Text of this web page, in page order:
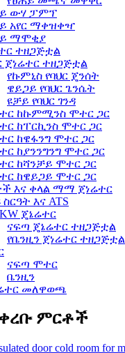
ውሃ ፓምፕ
አየር ማቀዝቀዣ
ማሞቂያ
ተዘጋጅቷል
ጀነሬተር ተዘጋጅቷል
የኩምኒስ የባህር ጄንሰት
ዌይጋይ የባህር ጌንሴት
ዩቻይ የባህር ገንዳ
ከኩምሚንስ ሞተር ጋር
ከፐርኪንስ ሞተር ጋር
ከዌፋንግ ሞተር ጋር
ከያንንግንግ ሞተር ጋር
ከሻንቻይ ሞተር ጋር
ከዌይጋይ ሞተር ጋር
እና ቀላል ማማ ጀነሬተር
እና ATS
ጄኔሬተር
ናፍጣ ጄኔሬተር ተዘጋጅቷል
የቤንዚን ጀነሬተር ተዘጋጅቷል
ናፍጣ ሞተር
ቤንዚን
መለዋወጫ
ምርቶች